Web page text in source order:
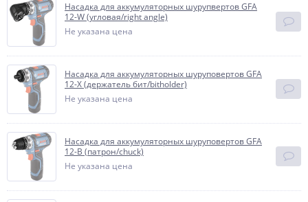
Насадка для аккумуляторных шурупвертов GFA
12-W (угловая/right angle)
Не указана цена
Насадка для аккумуляторных шуруповертов GFA
12-X (держатель бит/bitholder)
Не указана цена
Насадка для аккумуляторных шуруповертов GFA
12-B (патрон/chuck)
Не указана цена